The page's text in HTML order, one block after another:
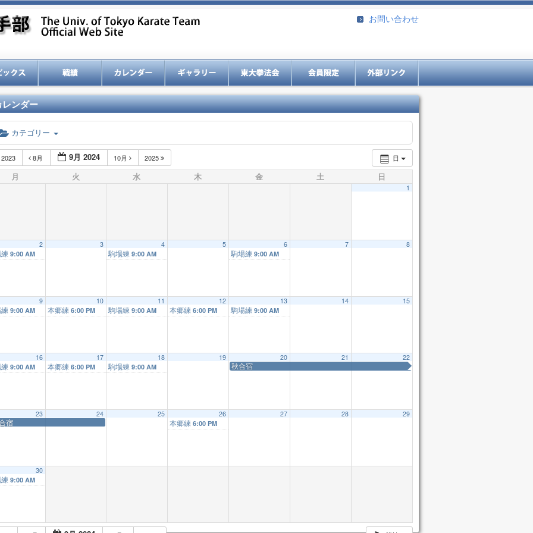
お問い合わせ
レンダー
カテゴリー
日
2023 8月 9月 2024 10月 2025
月 火 水 木 金 土 日
1
2
9:00 AM
3 4
駒場練 9:00 AM
5 6
駒場練 9:00 AM
7 8
9
9:00 AM
10
本郷練 6:00 PM
11
駒場練 9:00 AM
12
本郷練 6:00 PM
13
駒場練 9:00 AM
14 15
16
9:00 AM
17
本郷練 6:00 PM
18
駒場練 9:00 AM
19 20
秋合宿
21 22
23
宿
24 25 26
本郷練 6:00 PM
27 28 29
30
9:00 AM